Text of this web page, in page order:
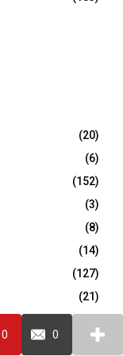
(20)
(6)
(152)
(3)
(8)
(14)
(127)
(21)
(945)
0 0